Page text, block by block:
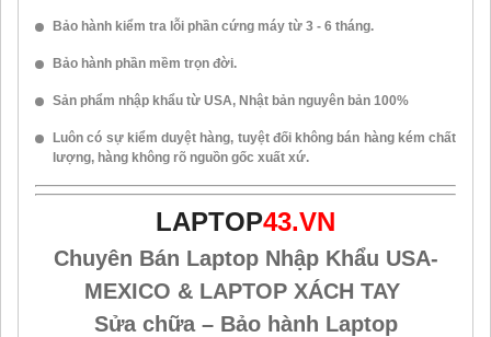
Bảo hành kiểm tra lỗi phần cứng máy từ 3 - 6 tháng.
Bảo hành phần mềm trọn đời.
Sản phẩm nhập khẩu từ USA, Nhật bản nguyên bản 100%
Luôn có sự kiểm duyệt hàng, tuyệt đối không bán hàng kém chất
lượng, hàng không rõ nguồn gốc xuất xứ.
LAPTOP43.VN
Chuyên Bán Laptop Nhập Khẩu USA-
MEXICO & LAPTOP XÁCH TAY
Sửa chữa – Bảo hành Laptop